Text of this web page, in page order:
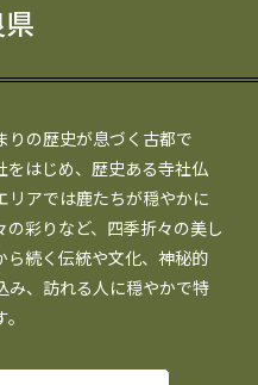
りの歴史が息づく古都で
をはじめ、歴史ある寺社仏
リアでは鹿たちが穏やかに
彩りなど、四季折々の美し
ら続く伝統や文化、神秘的
み、訪れる人に穏やかで特